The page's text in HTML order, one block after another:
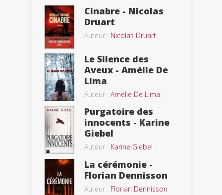
Cinabre - Nicolas
Druart
Auteur : Nicolas Druart
Le Silence des
Aveux - Amélie De
Lima
Auteur : Amélie De Lima
Purgatoire des
innocents - Karine
Giebel
Auteur : Karine Giebel
La cérémonie -
Florian Dennisson
Auteur : Florian Dennisson